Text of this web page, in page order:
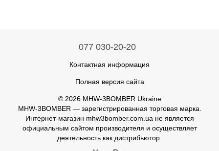
077 030-20-20
Контактная информация
Полная версия сайта
© 2026 MHW-3BOMBER Ukraine
MHW-3BOMBER — зарегистрированная торговая марка.
Интернет-магазин mhw3bomber.com.ua не является
официальным сайтом производителя и осуществляет
деятельность как дистрибьютор.